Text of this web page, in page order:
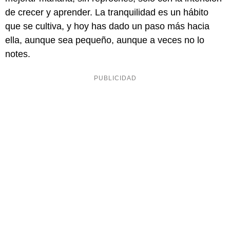
de crecer y aprender. La tranquilidad es un hábito
que se cultiva, y hoy has dado un paso más hacia
ella, aunque sea pequeño, aunque a veces no lo
notes.